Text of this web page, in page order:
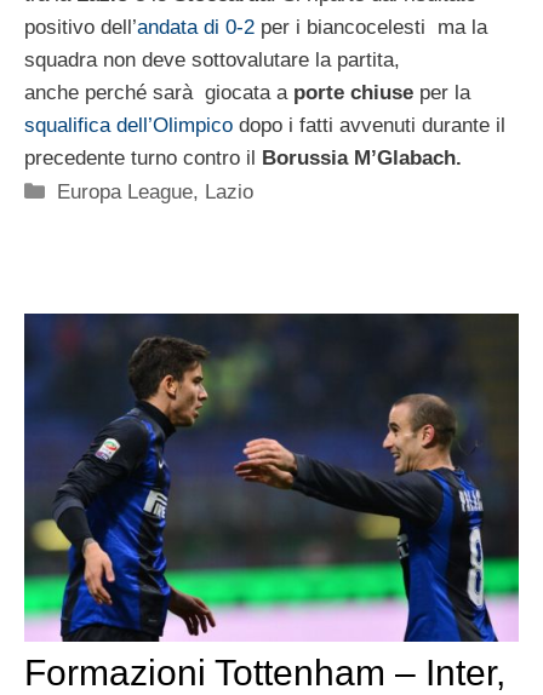
positivo dell’andata di 0-2 per i biancocelesti ma la
squadra non deve sottovalutare la partita,
anche perché sarà giocata a porte chiuse per la
squalifica dell’Olimpico dopo i fatti avvenuti durante il
precedente turno contro il Borussia M’Glabach.
Categorie
Europa League, Lazio
Formazioni Tottenham – Inter,